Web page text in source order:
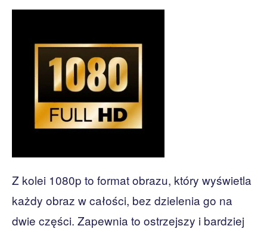
Z kolei 1080p to format obrazu, który wyświetla
każdy obraz w całości, bez dzielenia go na
dwie części. Zapewnia to ostrzejszy i bardziej